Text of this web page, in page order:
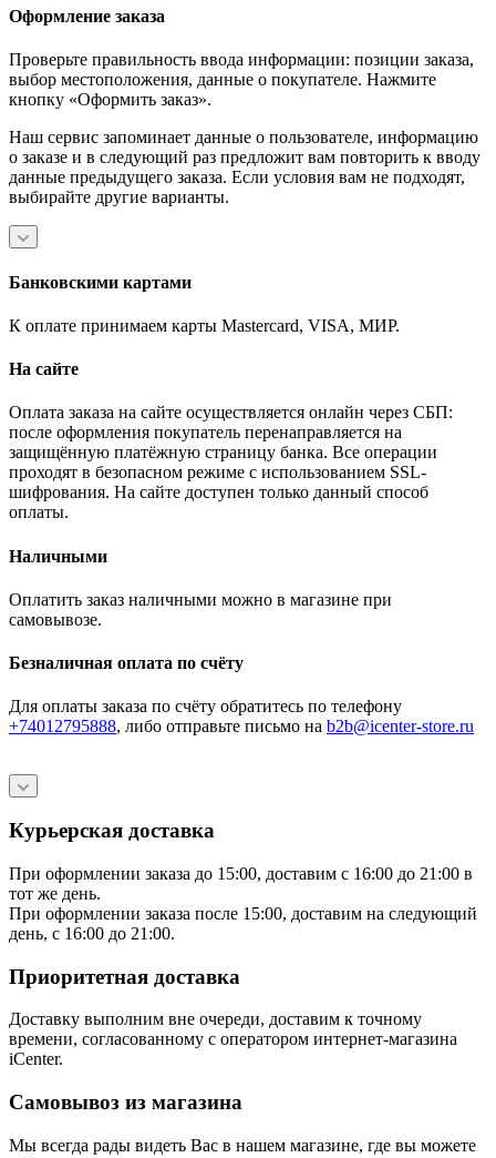
Оформление заказа
Проверьте правильность ввода информации: позиции заказа,
выбор местоположения, данные о покупателе. Нажмите
кнопку «Оформить заказ».
Наш сервис запоминает данные о пользователе, информацию
о заказе и в следующий раз предложит вам повторить к вводу
данные предыдущего заказа. Если условия вам не подходят,
выбирайте другие варианты.
Банковскими картами
К оплате принимаем карты Mastercard, VISA, МИР.
На сайте
Оплата заказа на сайте осуществляется онлайн через СБП:
после оформления покупатель перенаправляется на
защищённую платёжную страницу банка. Все операции
проходят в безопасном режиме с использованием SSL-
шифрования. На сайте доступен только данный способ
оплаты.
Наличными
Оплатить заказ наличными можно в магазине при
самовывозе.
Безналичная оплата по счёту
Для оплаты заказа по счёту обратитесь по телефону
+74012795888, либо отправьте письмо на b2b@icenter-store.ru
Курьерская доставка
При оформлении заказа до 15:00, доставим с 16:00 до 21:00 в
тот же день.
При оформлении заказа после 15:00, доставим на следующий
день, с 16:00 до 21:00.
Приоритетная доставка
Доставку выполним вне очереди, доставим к точному
времени, согласованному с оператором интернет-магазина
iCenter.
Самовывоз из магазина
Мы всегда рады видеть Вас в нашем магазине, где вы можете